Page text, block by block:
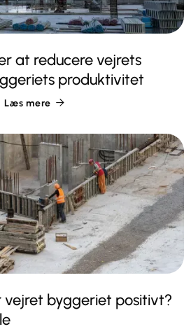
at reducere vejrets
produktivitet
Læs mere 
vejret byggeriet positivt?